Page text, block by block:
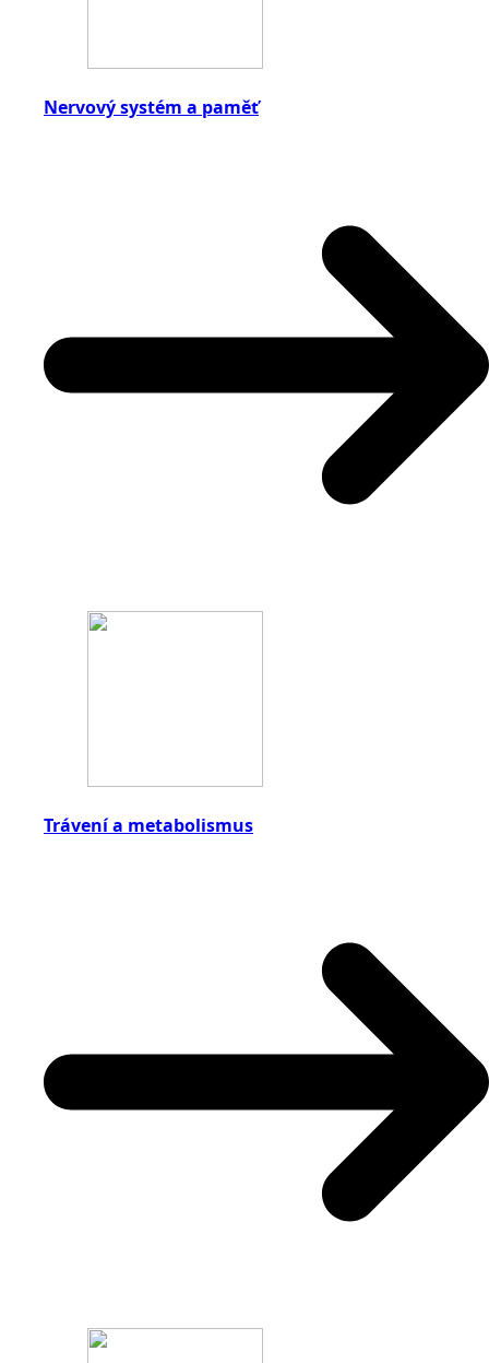
Nervový systém a paměť
Trávení a metabolismus